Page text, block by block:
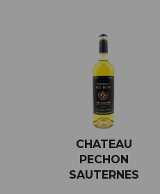
CHATEAU
PECHON
SAUTERNES